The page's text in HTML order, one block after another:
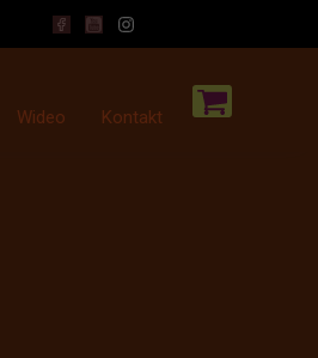
Wideo Kontakt